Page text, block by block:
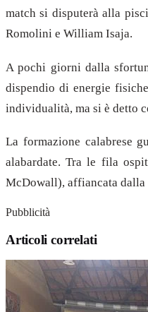
match si disputerà alla
Romolini e William Isaja.
A pochi giorni dalla
dispendio di energie
individualità, ma si è detto
La formazione calabrese
alabardate. Tra le fila
McDowall), affiancata dalla
Pubblicità
Articoli correlati